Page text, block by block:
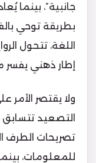
جانبية”، بينما
بطريقة توحي
اللغة، تتحول
إطار ذهني يفسر
ولا يقتصر
التصعيد
تصريحات الطرف
للمعلومات،